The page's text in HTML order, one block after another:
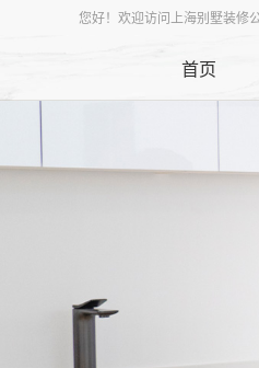
您好！欢迎访问上海别墅装修
首页